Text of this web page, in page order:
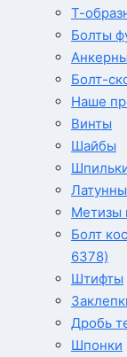
Т-
Болты
Болт-
Наше
Винты
Шайбы
Метизы
Болт
6378)
Штифты
Дробь
Шпонки